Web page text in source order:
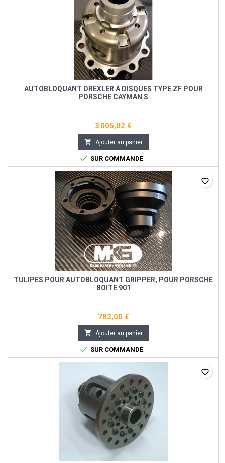
AUTOBLOQUANT DREXLER À DISQUES TYPE ZF POUR
PORSCHE CAYMAN S
3 005,02 €
 Ajouter au panier
 SUR COMMANDE
TULIPES POUR AUTOBLOQUANT GRIPPER, POUR PORSCHE
BOITE 901
782,00 €
 Ajouter au panier
 SUR COMMANDE
favorite_border
favorite_border